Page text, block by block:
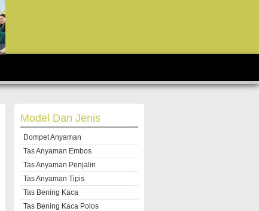
Model Dan Jenis
Dompet Anyaman
Tas Anyaman Embos
Tas Anyaman Penjalin
Tas Anyaman Tipis
Tas Bening Kaca
Tas Bening Kaca Polos